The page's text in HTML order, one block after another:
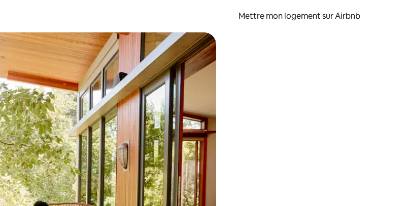
Mettre mon logement sur Airbnb
le bas pour les parcourir ou en appuyant et en faisant glisser.